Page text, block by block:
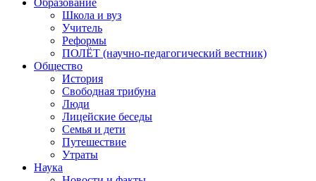
Образование
Школа и вуз
Учитель
Реформы
ПОЛЁТ (научно-педагогический вестник)
Общество
История
Свободная трибуна
Люди
Лицейские беседы
Семья и дети
Путешествие
Утраты
Наука